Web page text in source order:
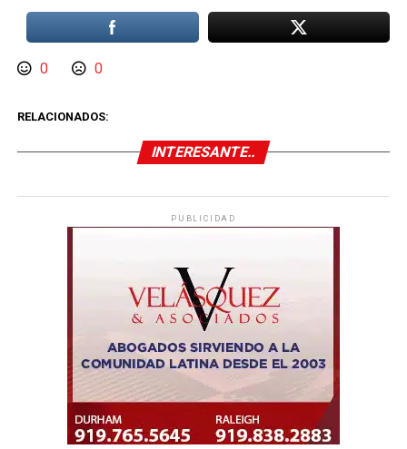
0 0
RELACIONADOS:
INTERESANTE..
PUBLICIDAD